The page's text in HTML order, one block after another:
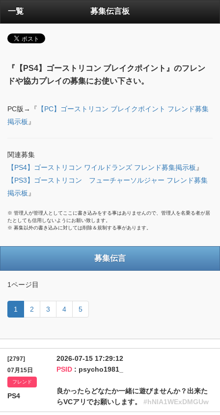
一覧 募集伝言板
『【PS4】ゴーストリコン ブレイクポイント』のフレン
ドや協力プレイの募集にお使い下さい。
PC版→『 【PC】ゴーストリコン ブレイクポイント フレンド募集
掲示板 』
関連募集
【PS4】ゴーストリコン ワイルドランズ フレンド募集掲示板 』
【PS3】ゴーストリコン フューチャーソルジャー フレンド募集
掲示板 』
※ 管理人が管理人としてここに書き込みをする事はありませんので、管理人を名乗る者が居
たとしても信用しないようにお願い致します。
※ 募集以外の書き込みに対しては削除＆規制する事があります。
募集伝言
1ページ目
1 2 3 4 5
[2797]
07月15日
フレンド
PS4
2026-07-15 17:29:12
PSID : psycho1981_
良かったらどなたか一緒に遊びませんか？出来た
らVCアリでお願いします。 #hNlA1WExDMGUw